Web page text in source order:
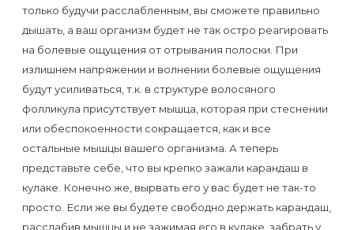
для
депиляции
Эпиляция
или
депиляция?
только будучи расслабленным, вы сможете правильно
дышать, а ваш организм будет не так остро реагировать
на болевые ощущения от отрывания полоски. При
излишнем напряжении и волнении болевые ощущения
будут усиливаться, т.к. в структуре волосяного
фолликула присутствует мышца, которая при стеснении
или обеспокоенности сокращается, как и все
остальные мышцы вашего организма. А теперь
представьте себе, что вы крепко зажали карандаш в
кулаке. Конечно же, вырвать его у вас будет не так-то
просто. Если же вы будете свободно держать карандаш,
расслабив мышцы и не зажимая его в кулаке, забрать у